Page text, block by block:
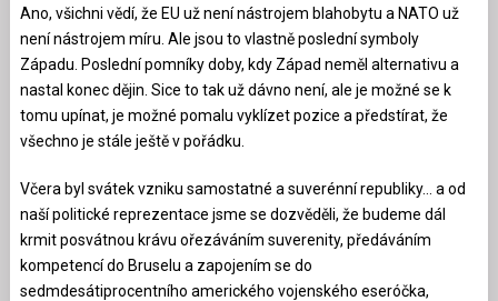
Ano, všichni vědí, že EU už není nástrojem blahobytu a NATO už
není nástrojem míru. Ale jsou to vlastně poslední symboly
Západu. Poslední pomníky doby, kdy Západ neměl alternativu a
nastal konec dějin. Sice to tak už dávno není, ale je možné se k
tomu upínat, je možné pomalu vyklízet pozice a předstírat, že
všechno je stále ještě v pořádku.
Včera byl svátek vzniku samostatné a suverénní republiky… a od
naší politické reprezentace jsme se dozvěděli, že budeme dál
krmit posvátnou krávu ořezáváním suverenity, předáváním
kompetencí do Bruselu a zapojením se do
sedmdesátiprocentního amerického vojenského eseróčka,